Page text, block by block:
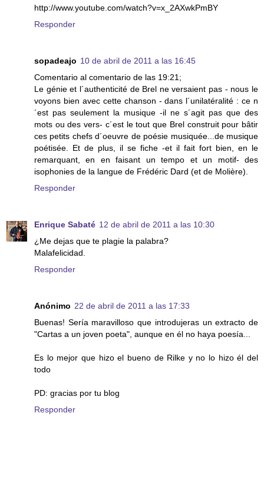
http://www.youtube.com/watch?v=x_2AXwkPmBY
Responder
sopadeajo 10 de abril de 2011 a las 16:45
Comentario al comentario de las 19:21;
Le génie et l´authenticité de Brel ne versaient pas - nous le
voyons bien avec cette chanson - dans l´unilatéralité : ce n
´est pas seulement la musique -il ne s´agit pas que des
mots ou des vers- c´est le tout que Brel construit pour bâtir
ces petits chefs d´oeuvre de poésie musiquée...de musique
poétisée. Et de plus, il se fiche -et il fait fort bien, en le
remarquant, en en faisant un tempo et un motif- des
isophonies de la langue de Frédéric Dard (et de Molière).
Responder
Enrique Sabaté 12 de abril de 2011 a las 10:30
¿Me dejas que te plagie la palabra?
Malafelicidad.
Responder
Anónimo 22 de abril de 2011 a las 17:33
Buenas! Sería maravilloso que introdujeras un extracto de
"Cartas a un joven poeta", aunque en él no haya poesía...
Es lo mejor que hizo el bueno de Rilke y no lo hizo él del
todo
PD: gracias por tu blog
Responder